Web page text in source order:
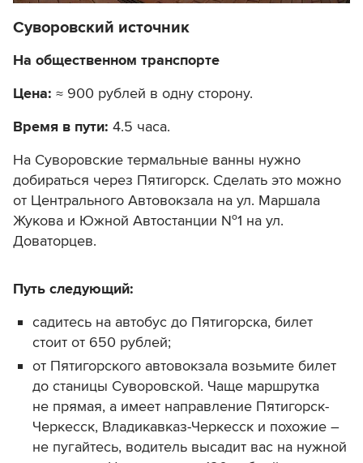
Суворовский источник
На общественном транспорте
Цена: ≈ 900 рублей в одну сторону.
Время в пути: 4.5 часа.
На Суворовские термальные ванны нужно
добираться через Пятигорск. Сделать это можно
от Центрального Автовокзала на ул. Маршала
Жукова и Южной Автостанции №1 на ул.
Доваторцев.
Путь следующий:
садитесь на автобус до Пятигорска, билет
стоит от 650 рублей;
от Пятигорского автовокзала возьмите билет
до станицы Суворовской. Чаще маршрутка
не прямая, а имеет направление Пятигорск-
Черкесск, Владикавказ-Черкесск и похожие –
не пугайтесь, водитель высадит вас на нужной